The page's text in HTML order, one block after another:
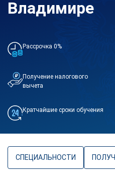
Владимире
Рассрочка 0%
Получение налогового
вычета
Кратчайшие сроки обучения
СПЕЦИАЛЬНОСТИ